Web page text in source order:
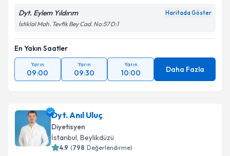
Dyt. Eylem Yıldırım Haritada Göster
İstiklal Mah. Tevfik Bey Cad. No:57 D:1
En Yakın Saatler
Yarın
09:00
Yarın
09:30
Yarın
10:00 Daha Fazla
Dyt. Anıl Uluç
Diyetisyen
İstanbul, Beylikdüzü
4.9 (798 Değerlendirme)